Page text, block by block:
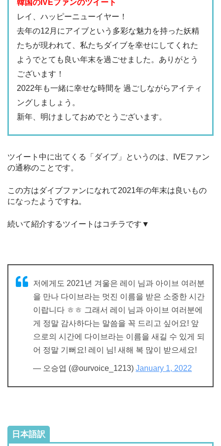
韓国のIVEファンのツイート
レイ、ハッピーニューイヤー！
去年の12月にアイブという多彩な魅力を持った妖精
たちが現われて、私たちダイブを幸せにしてくれた
ようでとても良い年末を過ごせました。ありがとう
ございます！
2022年も一緒に幸せな時間を 過ごしながらアイティ
ングしましょう。
新年、明けましておめでとうございます。
ツイート中に出てくる「ダイブ」というのは、IVEファン
の通称のことです。
この方はダイブファンになれて2021年の年末は良いもの
になったようですね。
続いて紹介するツイートはコチラです▼
저에게도 2021년 겨울은 레이 님과 아이브 여러분
을 만나 다이브라는 멋진 이름을 받은 소중한 시간
이랍니다 ㅎㅎ 그래서 레이 님과 아이브 여러분에
게 정말 감사하다는 말씀을 꼭 드리고 싶어요! 앞
으로의 시간에 다이브라는 이름을 새길 수 있게 되
어 정말 기뻐요! 레이 님! 새해 복 많이 받으세요!
— 오승엽 (@ourvoice_1213) January 1, 2022
日本語訳